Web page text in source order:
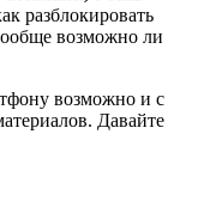
разблокировать
возможно ли
возможно и с
Давайте